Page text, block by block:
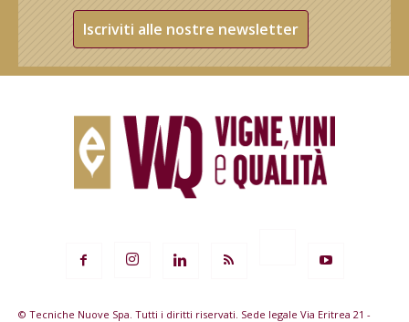
Iscriviti alle nostre newsletter
© Tecniche Nuove Spa. Tutti i diritti riservati. Sede legale Via Eritrea 21 -